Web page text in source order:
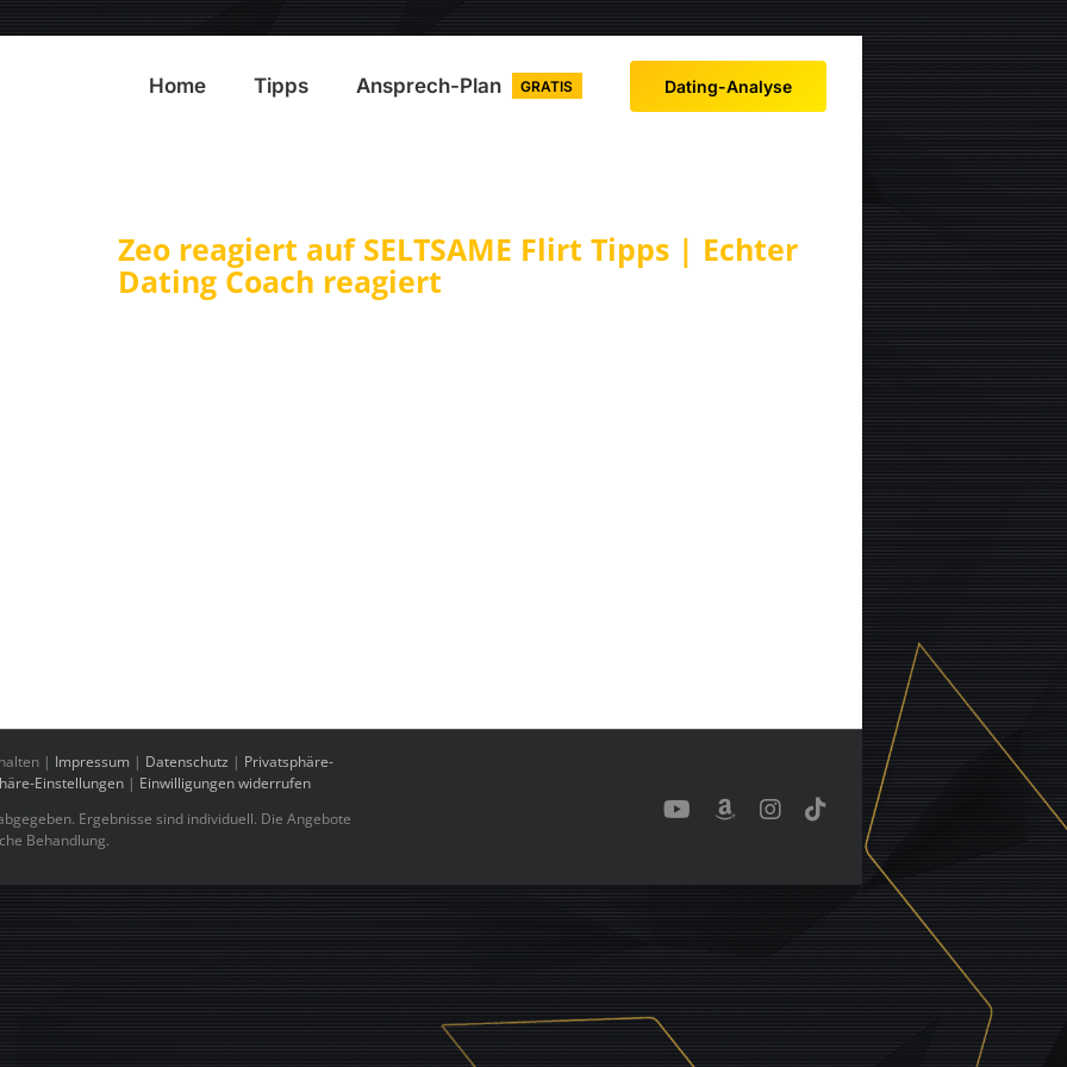
Home Tipps Ansprech-Plan GRATIS Dating-Analyse
Zeo reagiert auf SELTSAME Flirt Tipps | Echter
Dating Coach reagiert
| Impressum | Datenschutz | Privatsphäre-
Einstellungen | Einwilligungen widerrufen
Ergebnisse sind individuell. Die Angebote
Behandlung.
YouTubeBenutzerdefiniert
Instagram
Tiktok